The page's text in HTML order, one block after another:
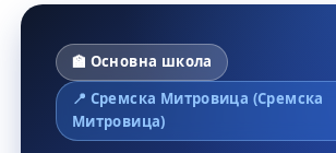
🏫 Основна школа
📍 Сремска Митровица (Сремска
Митровица)